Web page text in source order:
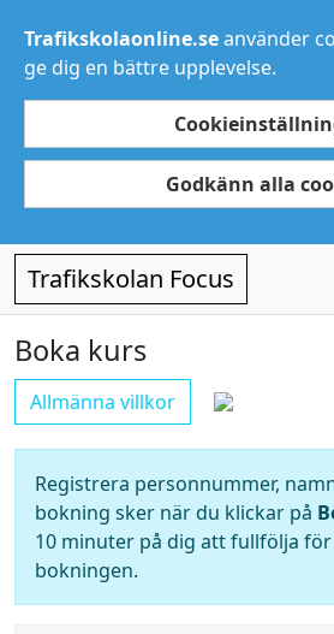
Trafikskolaonline.seanvänder
ge dig en bättre upplevelse.
Godkänn alla
Trafikskolan Focus
Boka kurs
Allmänna villkor
Registrera personnummer,
bokning sker när du klickar på
10 minuter på dig att fullfölja
bokningen.